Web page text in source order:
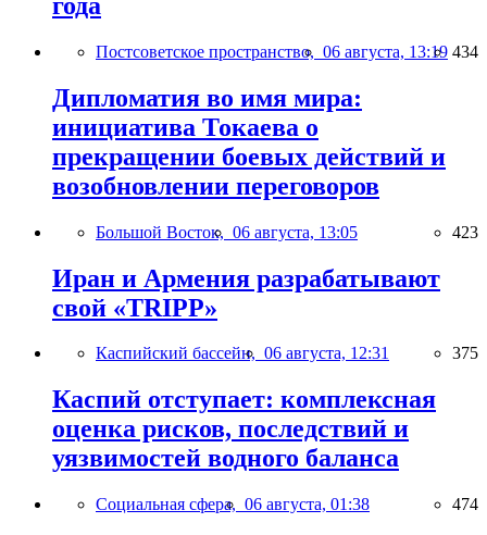
Постсоветское пространство, 06 августа, 13:19 434
Дипломатия во имя мира:
инициатива Токаева о
прекращении боевых действий и
возобновлении переговоров
Большой Восток, 06 августа, 13:05 423
Иран и Армения разрабатывают
свой «TRIPP»
Каспийский бассейн, 06 августа, 12:31 375
Каспий отступает: комплексная
оценка рисков, последствий и
уязвимостей водного баланса
Социальная сфера, 06 августа, 01:38 474